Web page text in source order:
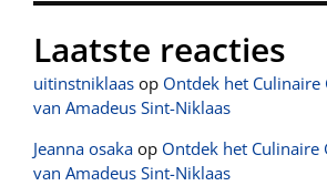
Laatste reacties
uitinstniklaas op Ontdek het Culinaire
van Amadeus Sint-Niklaas
Jeanna osaka op Ontdek het Culinaire
van Amadeus Sint-Niklaas